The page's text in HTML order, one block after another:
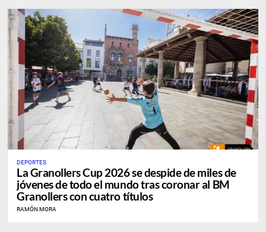
DEPORTES
La Granollers Cup 2026 se despide de miles de
jóvenes de todo el mundo tras coronar al BM
Granollers con cuatro títulos
RAMÓN MORA